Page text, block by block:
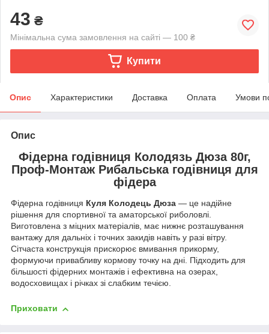
43 ₴
Мінімальна сума замовлення на сайті — 100 ₴
Купити
Опис Характеристики Доставка Оплата Умови
Опис
Фідерна годівниця Колодязь Дюза 80г,
Проф-Монтаж Рибальська годівниця для
фідера
Фідерна годівниця Куля Колодець Дюза — це надійне
рішення для спортивної та аматорської риболовлі.
Виготовлена з міцних матеріалів, має нижнє розташування
вантажу для дальніх і точних закидів навіть у разі вітру.
Сітчаста конструкція прискорює вмивання прикорму,
формуючи привабливу кормову точку на дні. Підходить для
більшості фідерних монтажів і ефективна на озерах,
водосховищах і річках зі слабким течією.
Приховати